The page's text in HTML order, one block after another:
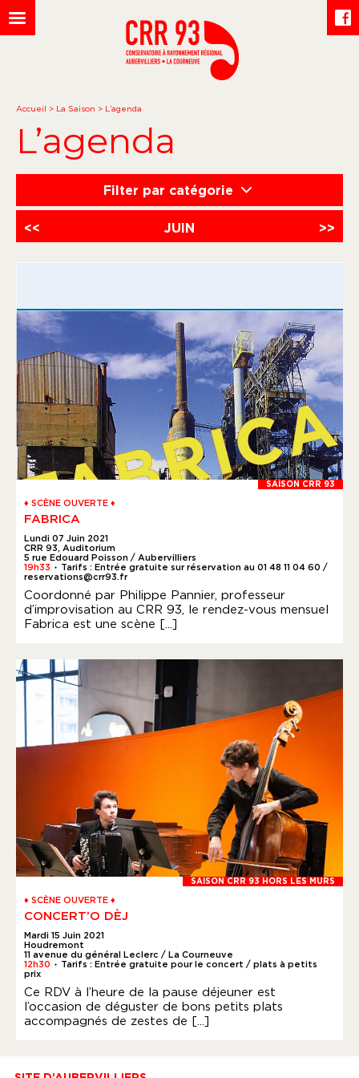
Accueil > La Saison > L’agenda
L’agenda
Filter par catégorie
<< JUIN >>
SAISON CRR 93
♦ SCÈNE OUVERTE ♦
FABRICA
Lundi 07 Juin 2021
CRR 93, Auditorium
5 rue Edouard Poisson / Aubervilliers
19h33
●
Tarifs : Entrée gratuite sur réservation au 01 48 11 04 60 /
reservations@crr93.fr
Coordonné par Philippe Pannier, professeur
d’improvisation au CRR 93, le rendez-vous mensuel
Fabrica est une scène [...]
SAISON CRR 93 HORS LES MURS
♦ SCÈNE OUVERTE ♦
CONCERT’O DÈJ
Mardi 15 Juin 2021
Houdremont
11 avenue du général Leclerc / La Courneuve
12h30
●
Tarifs : Entrée gratuite pour le concert / plats à petits
prix
Ce RDV à l’heure de la pause déjeuner est
l’occasion de déguster de bons petits plats
accompagnés de zestes de [...]